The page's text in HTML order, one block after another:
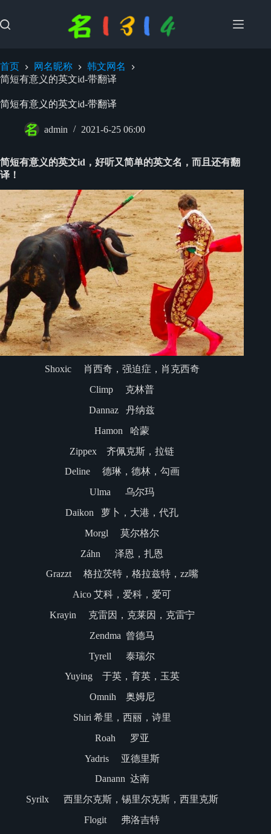
过
内
首页 网名昵称
韩文网名
简短有意义的英文id-带翻译
简短有意义的英文id-带翻译
admin 2021-6-25 06:00
简短有意义的英文id，好听又简单的英文名，而且还有翻
译！
Shoxic 肖西奇，强迫症，肖克西奇
Climp 克林普
Dannaz 丹纳兹
Hamon 哈蒙
Zippex 齐佩克斯，拉链
Deline 德琳，德林，勾画
Ulma 乌尔玛
Daikon 萝卜，大港，代孔
Morgl 莫尔格尔
Záhn 泽恩，扎恩
Grazzt 格拉茨特，格拉兹特，zz嘴
Aico 艾科，爱科，爱可
Krayin 克雷因，克莱因，克雷宁
Zendma 曾德马
Tyrell 泰瑞尔
Yuying 于英，育英，玉英
Omnih 奥姆尼
Shiri 希里，西丽，诗里
Roah 罗亚
Yadris 亚德里斯
Danann 达南
Syrilx 西里尔克斯，锡里尔克斯，西里克斯
Flogit 弗洛吉特